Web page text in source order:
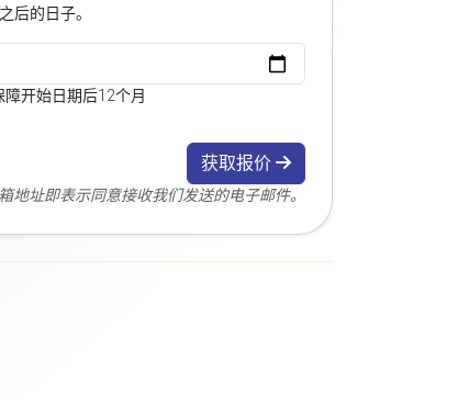
后的日子。
开始日期后12个月
获取报价
地址即表示同意接收我们发送的电子邮件。